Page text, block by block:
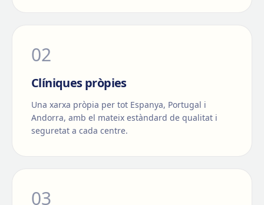
02
Clíniques pròpies
Una xarxa pròpia per tot Espanya, Portugal i
Andorra, amb el mateix estàndard de qualitat i
seguretat a cada centre.
03